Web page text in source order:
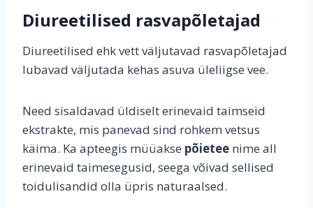
Diureetilised rasvapõletajad
Diureetilised ehk vett väljutavad rasvapõletajad
lubavad väljutada kehas asuva üleliigse vee.
Need sisaldavad üldiselt erinevaid taimseid
ekstrakte, mis panevad sind rohkem vetsus
käima. Ka apteegis müüakse põietee nime all
erinevaid taimesegusid, seega võivad sellised
toidulisandid olla üpris naturaalsed.